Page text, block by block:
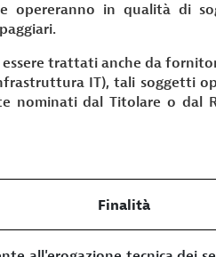
opereranno in qualità di
trattati anche da
IT), tali soggetti
nominati dal Titolare o dal
Finalità